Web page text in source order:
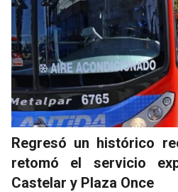
Regresó un histórico
retomó el servicio
Castelar y Plaza Once